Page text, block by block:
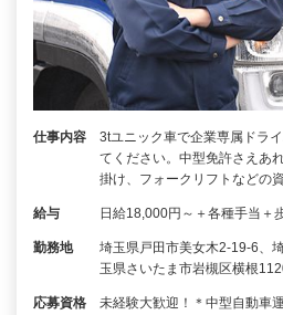
仕事内容
3tユニック車で企業専属ドラ
てください。中型免許さえあ
掛け、フォークリフトなどの
給与 日給18,000円～＋各種手当＋
勤務地
埼玉県戸田市美女木2-19-6、
玉県さいたま市岩槻区横根
応募資格
未経験大歓迎！＊中型自動